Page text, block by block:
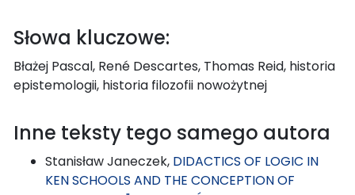
Słowa kluczowe:
Błażej Pascal, René Descartes, Thomas Reid, historia
epistemologii, historia filozofii nowożytnej
Inne teksty tego samego autora
Stanisław Janeczek, DIDACTICS OF LOGIC IN
KEN SCHOOLS AND THE CONCEPTION OF